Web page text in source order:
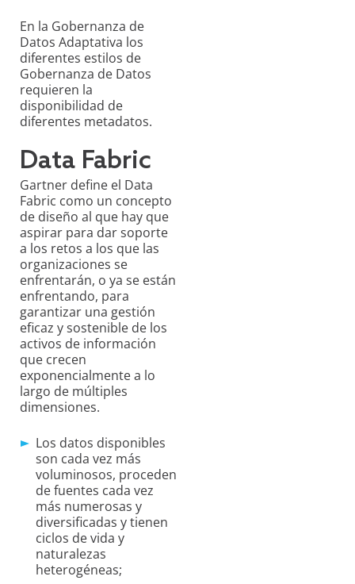
En la Gobernanza de
Datos Adaptativa los
diferentes estilos de
Gobernanza de Datos
requieren la
disponibilidad de
diferentes metadatos.
Data Fabric
Gartner define el Data
Fabric como un concepto
de diseño al que hay que
aspirar para dar soporte
a los retos a los que las
organizaciones se
enfrentarán, o ya se están
enfrentando, para
garantizar una gestión
eficaz y sostenible de los
activos de información
que crecen
exponencialmente a lo
largo de múltiples
dimensiones.
Los datos disponibles
son cada vez más
voluminosos, proceden
de fuentes cada vez
más numerosas y
diversificadas y tienen
ciclos de vida y
naturalezas
heterogéneas;